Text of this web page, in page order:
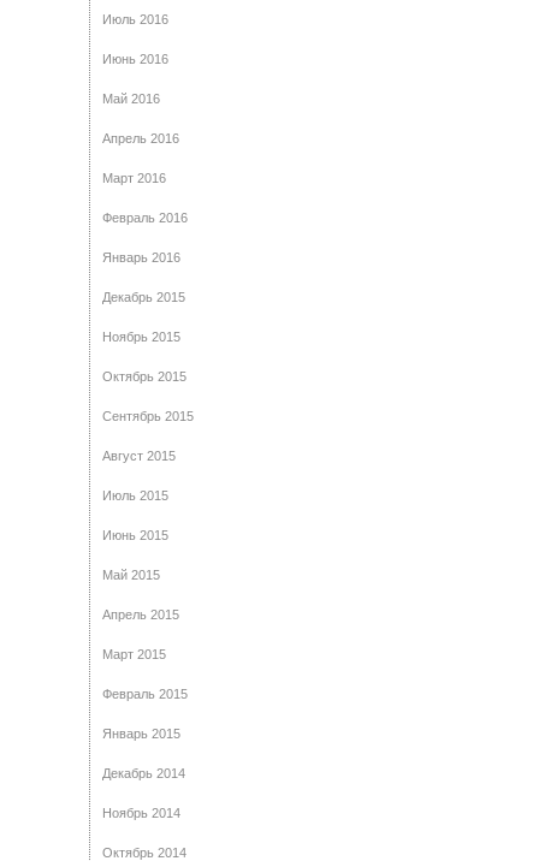
Июль 2016
Июнь 2016
Май 2016
Апрель 2016
Март 2016
Февраль 2016
Январь 2016
Декабрь 2015
Ноябрь 2015
Октябрь 2015
Сентябрь 2015
Август 2015
Июль 2015
Июнь 2015
Май 2015
Апрель 2015
Март 2015
Февраль 2015
Январь 2015
Декабрь 2014
Ноябрь 2014
Октябрь 2014